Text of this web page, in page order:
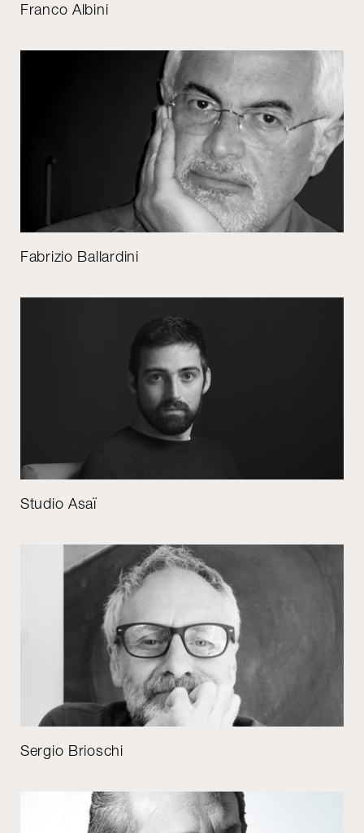
Franco Albini
Fabrizio Ballardini
Studio Asaï
Sergio Brioschi